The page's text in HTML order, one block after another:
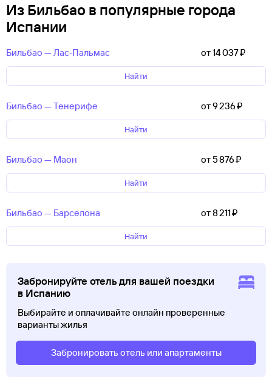
Из Бильбао в популярные города
Испании
Бильбао — Лас‑Пальмас от 14 ⁠037 ⁠₽
Найти
Бильбао — Тенерифе от 9 ⁠236 ⁠₽
Найти
Бильбао — Маон от 5 ⁠876 ⁠₽
Найти
Бильбао — Барселона от 8 ⁠211 ⁠₽
Найти
Забронируйте отель для вашей поездки
в Испанию
Выбирайте и оплачивайте онлайн проверенные
варианты жилья
Забронировать отель или апартаменты